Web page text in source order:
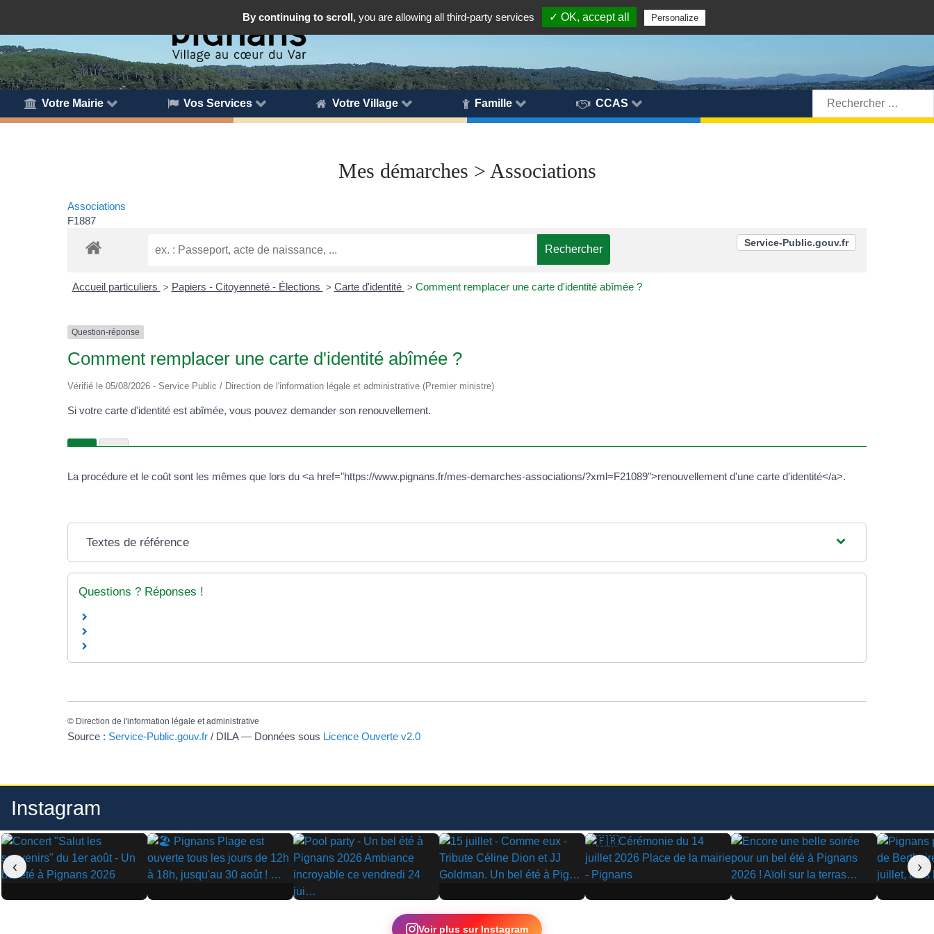
Votre Mairie Vos Services Votre Village Famille CCAS
Rechercher:
Mes démarches > Associations
Associations
F1887
Service-Public.gouv.fr
Accueil particuliers > Papiers - Citoyenneté - Élections > Carte d'identité > Comment remplacer une carte d'identité abîmée ?
Question-réponse
Comment remplacer une carte d'identité abîmée ?
Vérifié le 05/08/2026 - Service Public / Direction de l'information légale et administrative (Premier ministre)
Si votre carte d'identité est abîmée, vous pouvez demander son renouvellement.
La procédure et le coût sont les mêmes que lors du <a href="https://www.pignans.fr/mes-demarches-associations/?xml=F21089">renouvellement d'une carte d'identité</a>.
Textes de référence
Questions ? Réponses !
© Direction de l'information légale et administrative
Source : Service-Public.gouv.fr / DILA — Données sous Licence Ouverte v2.0
Instagram
▶ ▶
▶
▶ ▶ ▶ ▶
‹ ›
Voir plus sur Instagram
By continuing to scroll, you are allowing all third-party services ✓ OK, accept all Personalize